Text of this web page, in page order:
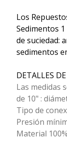
Los
Sedimentos
de suciedad:
sedimentos
DETALLES
Las medidas
de 10" :
Tipo de
Presión
Material